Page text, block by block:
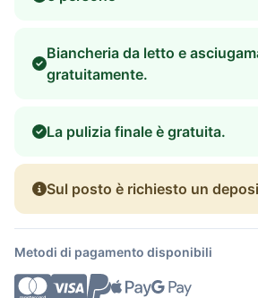
Biancheria da letto e
gratuitamente.
La pulizia finale è gratuita.
Sul posto è richiesto un
Metodi di pagamento disponibili